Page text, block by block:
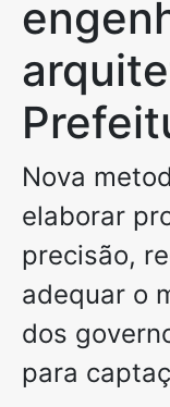
Nova
elaborar
precisão,
adequar o
dos
para